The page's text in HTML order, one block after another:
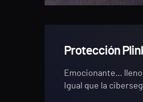
Protección
Emocionante…
Igual que la